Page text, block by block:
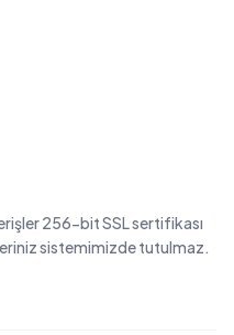
256-bit SSL sertifikası
sistemimizde tutulmaz.